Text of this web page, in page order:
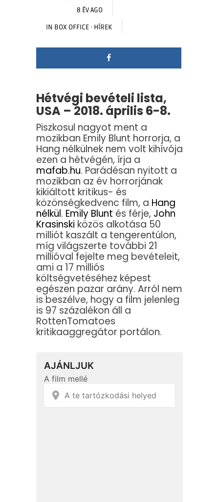
8 ÉV AGO
IN BOX OFFICE · HÍREK
Hétvégi bevételi lista,
USA – 2018. április 6-8.
Piszkosul nagyot ment a
mozikban Emily Blunt horrorja, a
Hang nélkülnek nem volt kihívója
ezen a hétvégén, írja a
mafab.hu. Parádésan nyitott a
mozikban az év horrorjának
kikiáltott kritikus- és
közönségkedvenc film, a Hang
nélkül. Emily Blunt és férje, John
Krasinski közös alkotása 50
milliót kaszált a tengerentúlon,
míg világszerte további 21
millióval fejelte meg bevételeit,
ami a 17 milliós
költségvetéséhez képest
egészen pazar arány. Arról nem
is beszélve, hogy a film jelenleg
is 97 százalékon áll a
RottenTomatoes
kritikaaggregátor portálon.